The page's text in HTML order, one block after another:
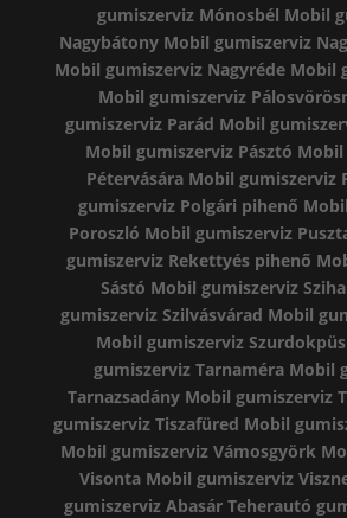
gumiszerviz Mónosbél Mobil
Nagybátony Mobil gumiszerviz
Mobil gumiszerviz Nagyréde Mobil
Mobil gumiszerviz
gumiszerviz Parád Mobil
Mobil gumiszerviz Pásztó
Pétervására Mobil gumiszerviz
gumiszerviz Polgári pihenő
Poroszló Mobil gumiszerviz
gumiszerviz Rekettyés pihenő
Sástó Mobil gumiszerviz
gumiszerviz Szilvásvárad Mobil
Mobil gumiszerviz
gumiszerviz Tarnaméra Mobil
Tarnazsadány Mobil gumiszerviz
gumiszerviz Tiszafüred Mobil
Mobil gumiszerviz Vámosgyörk
Visonta Mobil gumiszerviz
gumiszerviz Abasár Teherautó